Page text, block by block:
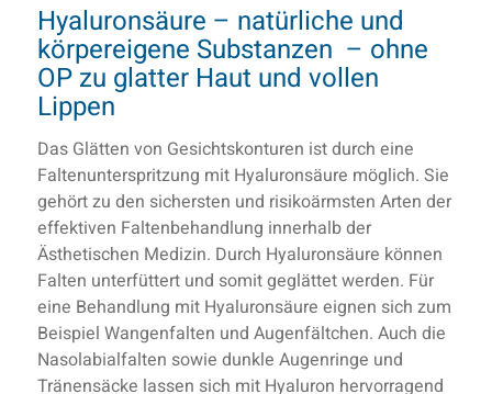
Hyaluronsäure – natürliche und
körpereigene Substanzen – ohne
OP zu glatter Haut und vollen
Lippen
Das Glätten von Gesichtskonturen ist durch eine
Faltenunterspritzung mit Hyaluronsäure möglich. Sie
gehört zu den sichersten und risikoärmsten Arten der
effektiven Faltenbehandlung innerhalb der
Ästhetischen Medizin. Durch Hyaluronsäure können
Falten unterfüttert und somit geglättet werden. Für
eine Behandlung mit Hyaluronsäure eignen sich zum
Beispiel Wangenfalten und Augenfältchen. Auch die
Nasolabialfalten sowie dunkle Augenringe und
Tränensäcke lassen sich mit Hyaluron hervorragend